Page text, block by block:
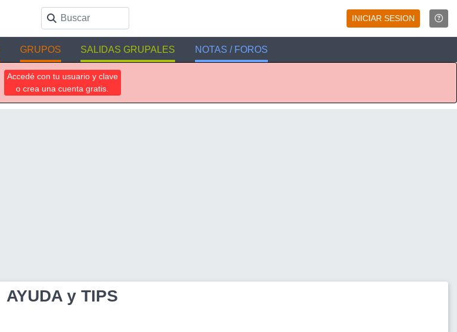
INICIAR SESION
GRUPOS SALIDAS GRUPALES NOTAS / FOROS
Accedé con tu usuario y clave
o crea una cuenta gratis.
AYUDA y TIPS